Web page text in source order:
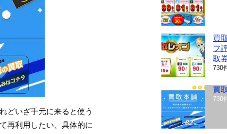
どいざ手元に来ると使う
再利用したい、具体的に
買
フ
取
730
買
730